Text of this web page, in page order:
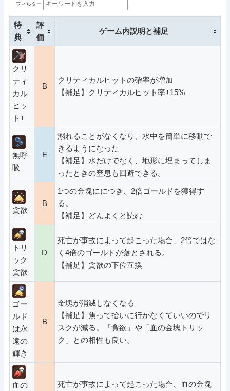
フィルター
特
典
評
価
ゲーム内説明と補足
クリ
ティ
カル
ヒッ
ト+
B
クリティカルヒットの確率が増加
【補足】クリティカルヒット率+15%
無呼
吸
E
溺れることがなくなり、水中を簡単に移動で
きるようになった
【補足】水だけでなく、地形に埋まってしま
ったときの窒息も回避できる。
貪欲
B
1つの金塊ににつき、2倍ゴールドを獲得す
る。
【補足】どんよくと読む
トリ
ック
貪欲
D
死亡が事故によって起こった場合、2倍ではな
く4倍のゴールドが落とされる。
【補足】貪欲の下位互換
ゴー
ルド
は永
遠の
輝き
B
金塊が消滅しなくなる
【補足】焦って拾いに行かなくていいのでリ
スクが減る。「貪欲」や「血の金塊トリッ
ク」との相性も良い。
血の
死亡が事故によって起こった場合、血の金塊